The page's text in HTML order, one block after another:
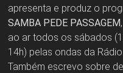
apresenta e produz o
SAMBA PEDE PASSAGEM
ao ar todos os sábados
14h) pelas ondas da
Também escrevo sobre